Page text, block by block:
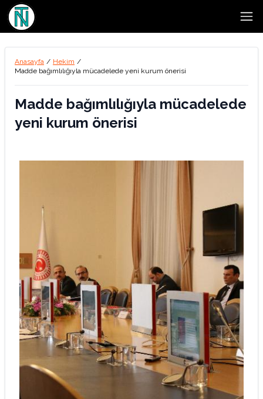
Anasayfa / Hekim /
Madde bağımlılığıyla mücadelede yeni kurum önerisi
Madde bağımlılığıyla mücadelede
yeni kurum önerisi